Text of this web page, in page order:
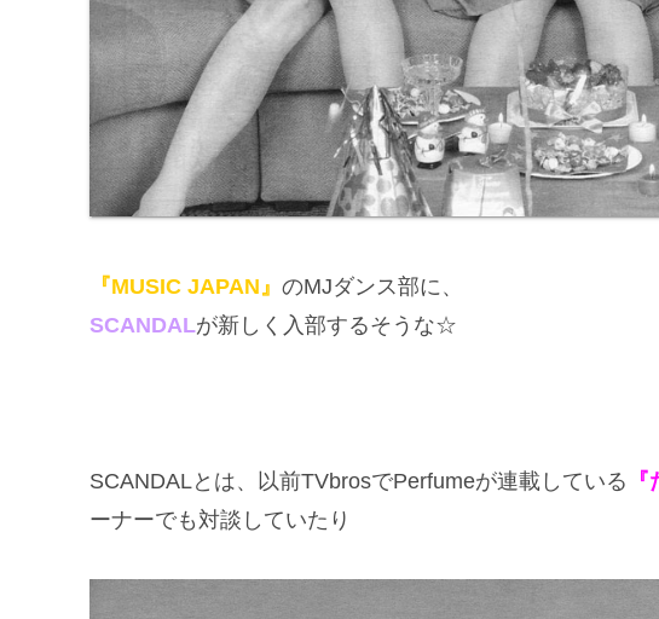
『MUSIC JAPAN』 のMJダンス部に、
SCANDALが新しく入部するそうな☆
SCANDALとは、以前TVbrosでPerfumeが連載している
ーナーでも対談していたり